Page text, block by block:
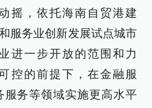
摇，依托海南自贸港建
服务业创新发展试点城市
进一步开放的范围和力
控的前提下，在金融服
服务等领域实施更高水平